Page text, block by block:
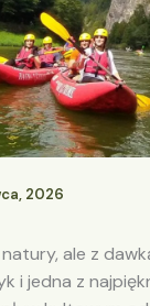
2026
ale z
i jedna z